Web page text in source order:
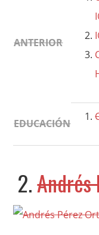
ANTERIOR
EDUCACIÓN
2.Andrés